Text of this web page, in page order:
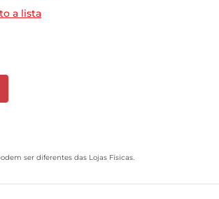
a lista
ser diferentes das Lojas Físicas.